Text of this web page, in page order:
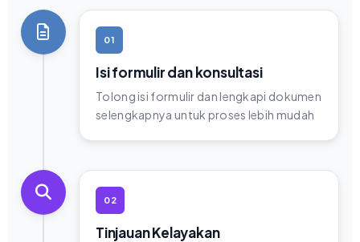
01
Isi formulir dan konsultasi
Tolong isi formulir dan lengkapi dokumen
selengkapnya untuk proses lebih mudah
02
Tinjauan Kelayakan